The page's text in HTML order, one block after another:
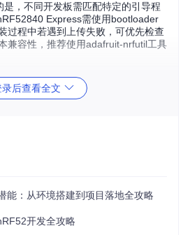
，不同开发板需匹配特定的引导程
Express需使用bootloader
过程中若遇到上传失败，可优先检查
兼容性，推荐使用adafruit-nrfutil工具
等库简化蓝牙通信开发。特别
议栈的整合，使开发板可同时作为US
底层复杂性隐藏，使开发者能专注于
录后查看全文
能：从环境搭建到项目落地全攻略
开发全攻略